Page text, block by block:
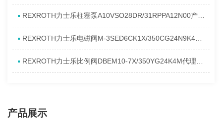
REXROTH力士乐柱塞泵A10VSO28DR/31RPPA12N00产品资料简介
REXROTH力士乐电磁阀M-3SED6CK1X/350CG24N9K4进口现货介绍
REXROTH力士乐比例阀DBEM10-7X/350YG24K4M代理资料
产品展示